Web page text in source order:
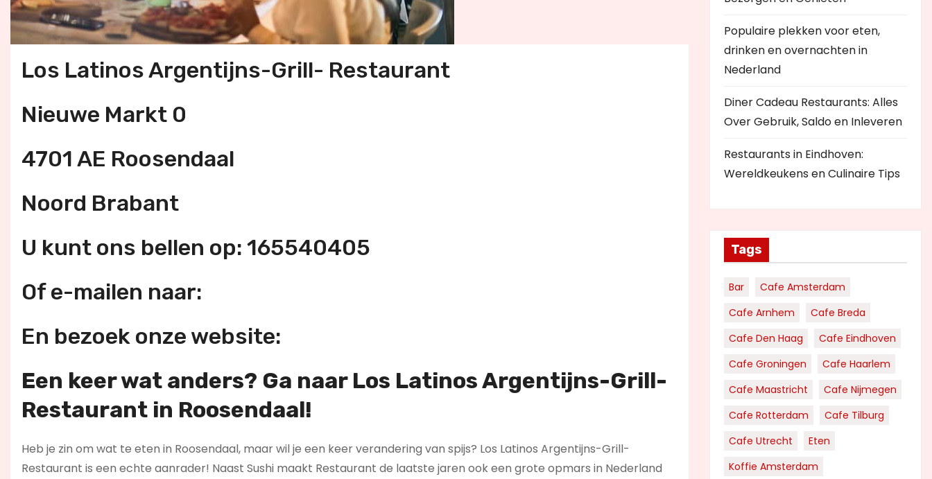
Los Latinos Argentijns-Grill- Restaurant
Nieuwe Markt 0
4701 AE Roosendaal
Noord Brabant
U kunt ons bellen op: 165540405
Of e-mailen naar:
En bezoek onze website:
Een keer wat anders? Ga naar Los Latinos Argentijns-Grill-
Restaurant in Roosendaal!
Heb je zin om wat te eten in Roosendaal, maar wil je een keer verandering van spijs? Los Latinos Argentijns-Grill-
Restaurant is een echte aanrader! Naast Sushi maakt Restaurant de laatste jaren ook een grote opmars in Nederland
Populaire plekken voor eten,
drinken en overnachten in
Nederland
Diner Cadeau Restaurants: Alles
Over Gebruik, Saldo en Inleveren
Restaurants in Eindhoven:
Wereldkeukens en Culinaire Tips
Tags
Bar
Cafe Amsterdam
Cafe Arnhem
Cafe Breda
Cafe Den Haag
Cafe Eindhoven
Cafe Groningen
Cafe Haarlem
Cafe Maastricht
Cafe Nijmegen
Cafe Rotterdam
Cafe Tilburg
Cafe Utrecht
Eten
Koffie Amsterdam